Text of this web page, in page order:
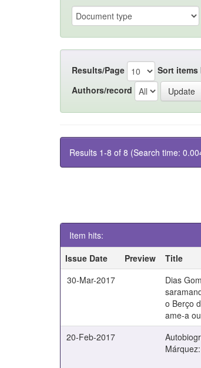
Results/Page Sort items
Authors/record
Results 1-8 of 8 (Search time:
Item hits:
Issue Date
Preview Title
30-Mar-2017
Dias
o Berço
ame-a
20-Feb-2017